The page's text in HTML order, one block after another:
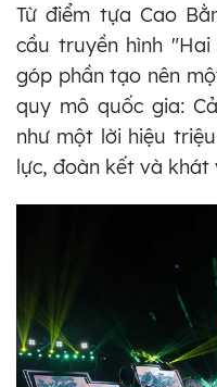
Từ điểm tựa Cao
cầu truyền hình
góp phần tạo nên
quy mô quốc gia:
như một lời hiệu
lực, đoàn kết và khát